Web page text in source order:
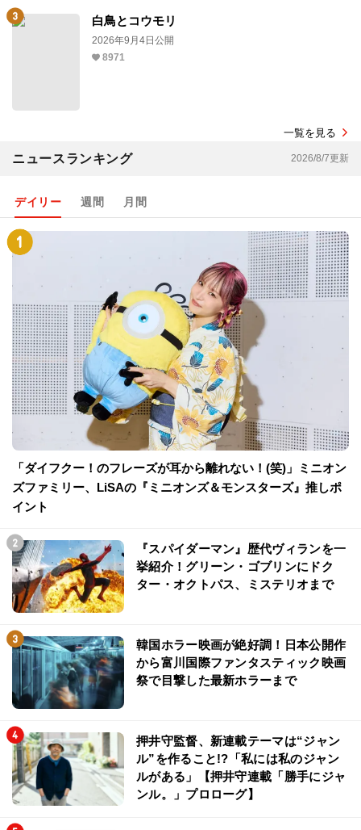
白鳥とコウモリ
2026年9月4日公開
8971
一覧を見る
ニュースランキング 2026/8/7更新
デイリー 週間 月間
「ダイフクー！のフレーズが耳から離れない！(笑)」ミニオン
ズファミリー、LiSAの『ミニオンズ＆モンスターズ』推しポ
イント
『スパイダーマン』歴代ヴィランを一
挙紹介！グリーン・ゴブリンにドク
ター・オクトパス、ミステリオまで
韓国ホラー映画が絶好調！日本公開作
から富川国際ファンタスティック映画
祭で目撃した最新ホラーまで
押井守監督、新連載テーマは“ジャン
ル”を作ること!?「私には私のジャン
ルがある」【押井守連載「勝手にジャ
ンル。」プロローグ】